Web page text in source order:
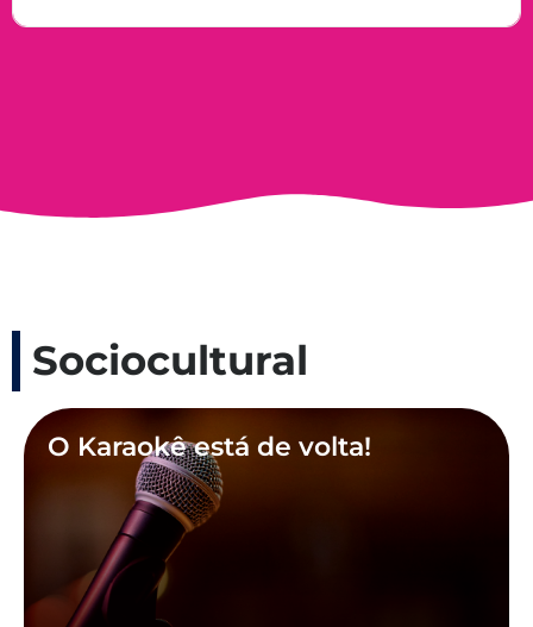
Sociocultural
O Karaokê está de volta!